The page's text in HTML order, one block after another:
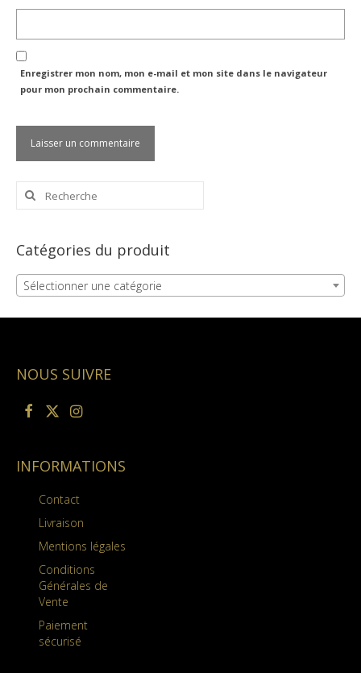
Enregistrer mon nom, mon e-mail et mon site dans le navigateur
pour mon prochain commentaire.
Rechercher
Catégories du produit
Sélectionner une catégorie
NOUS SUIVRE
INFORMATIONS
Contact
Livraison
Mentions légales
Conditions
Générales de
Vente
Paiement
sécurisé